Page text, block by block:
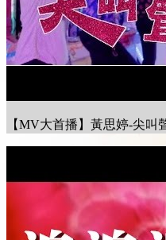
【MV大首播】黃思婷-尖叫